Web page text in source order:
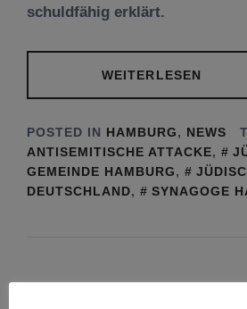
schuldfähig erklärt.
WEITERLESEN
POSTED IN HAMBURG, NEWS
ANTISEMITISCHE ATTACKE,
GEMEINDE HAMBURG,
DEUTSCHLAND, SYNAGOGE